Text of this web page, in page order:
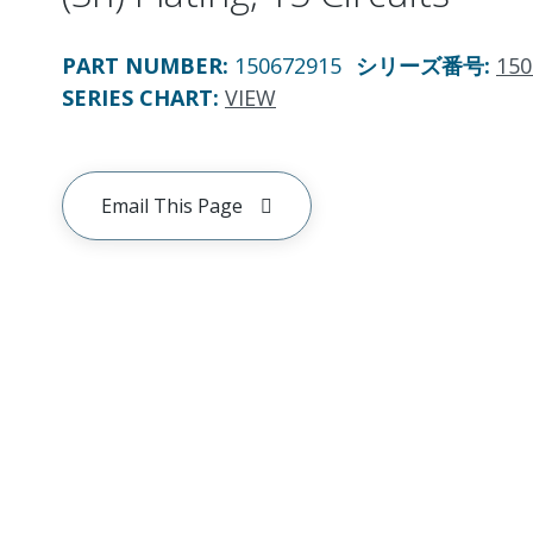
PART NUMBER: 150672915 シリーズ番号:
SERIES CHART: VIEW
Email This Page